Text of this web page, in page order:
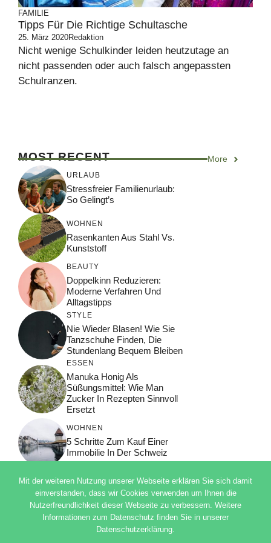
FAMILIE
Tipps Für Die Richtige Schultasche
25. März 2020Redaktion
Nicht wenige Schulkinder leiden heutzutage an
nicht passenden oder auch falsch angepassten
Schulranzen.
MOST RECENT More
URLAUB
Stressfreier Familienurlaub:
So Gelingt’s
WOHNEN
Rasenkanten Aus Stahl Vs.
Kunststoff
BEAUTY
Doppelkinn Reduzieren:
Moderne Verfahren Und
Alltagstipps
STYLE
Nie Wieder Blasen! Wie Sie
Tanzschuhe Finden, Die
Stundenlang Bequem Bleiben
ESSEN
Manuka Honig Als
Süßungsmittel: Wie Man
Zucker In Rezepten Sinnvoll
Ersetzt
WOHNEN
5 Schritte Zum Kauf Einer
Immobilie In Der Schweiz
© 2026 ADSIMPLE
DATENSCHUTZERKLÄRUNG
Mit der weiteren Nutzung unserer Webseite erklären Sie sich damit
einverstanden, dass wir Cookies verwenden um Ihnen die
Nutzerfreundlichkeit dieser Webseite zu verbessern. Weitere
Informationen zum Datenschutz finden Sie in unserer
Datenschutzerklärung.